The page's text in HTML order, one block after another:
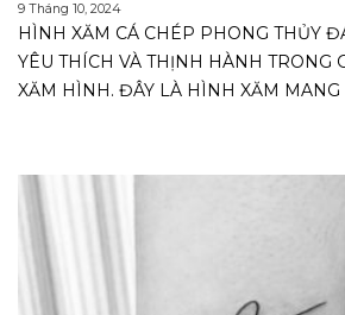
9 Tháng 10, 2024
HÌNH XĂM CÁ CHÉP PHONG THỦY
YÊU THÍCH VÀ THỊNH HÀNH TRONG
XĂM HÌNH. ĐÂY LÀ HÌNH XĂM MANG